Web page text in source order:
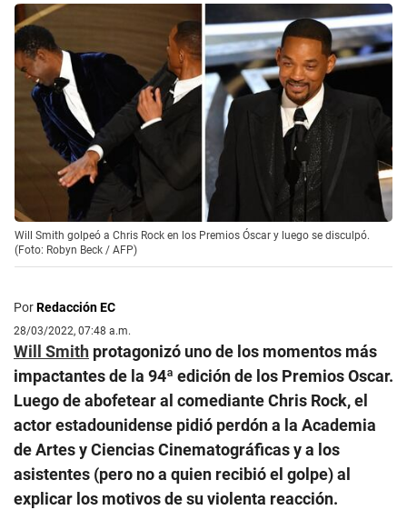
Will Smith golpeó a Chris Rock en los Premios Óscar y luego se disculpó.
(Foto: Robyn Beck / AFP)
PorRedacción EC
28/03/2022, 07:48 a.m.
Will Smith protagonizó uno de los momentos más
impactantes de la 94ª edición de los Premios Oscar.
Luego de abofetear al comediante Chris Rock, el
actor estadounidense pidió perdón a la Academia
de Artes y Ciencias Cinematográficas y a los
asistentes (pero no a quien recibió el golpe) al
explicar los motivos de su violenta reacción.